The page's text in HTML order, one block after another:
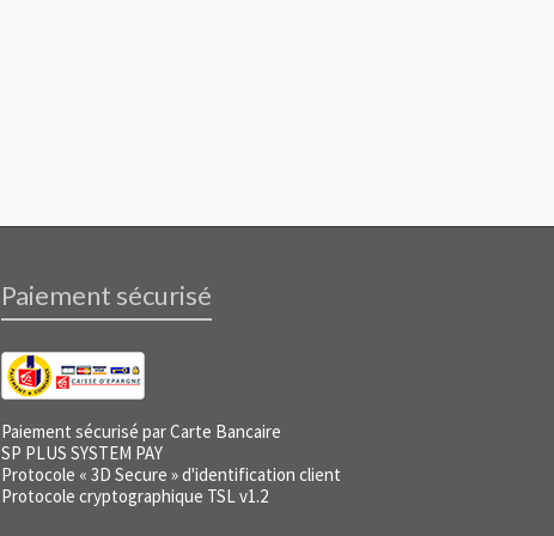
Paiement sécurisé
Paiement sécurisé par Carte Bancaire
SP PLUS SYSTEM PAY
Protocole « 3D Secure » d'identification client
Protocole cryptographique TSL v1.2